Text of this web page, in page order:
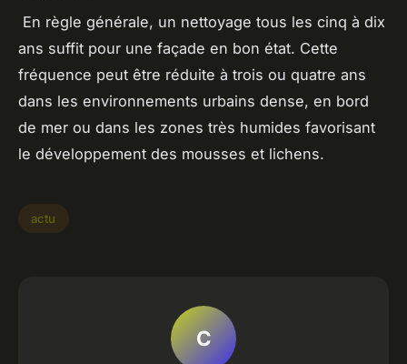
En règle générale, un nettoyage tous les cinq à dix
ans suffit pour une façade en bon état. Cette
fréquence peut être réduite à trois ou quatre ans
dans les environnements urbains dense, en bord
de mer ou dans les zones très humides favorisant
le développement des mousses et lichens.
actu
C